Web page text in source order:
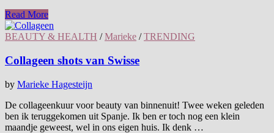
Read More
BEAUTY & HEALTH /Marieke /TRENDING
Collageen shots van Swisse
by Marieke Hagesteijn
De collageenkuur voor beauty van binnenuit! Twee weken geleden
ben ik teruggekomen uit Spanje. Ik ben er toch nog een klein
maandje geweest, wel in ons eigen huis. Ik denk …